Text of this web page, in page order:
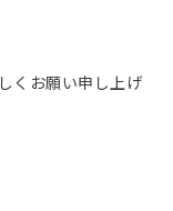
くお願い申し上げ